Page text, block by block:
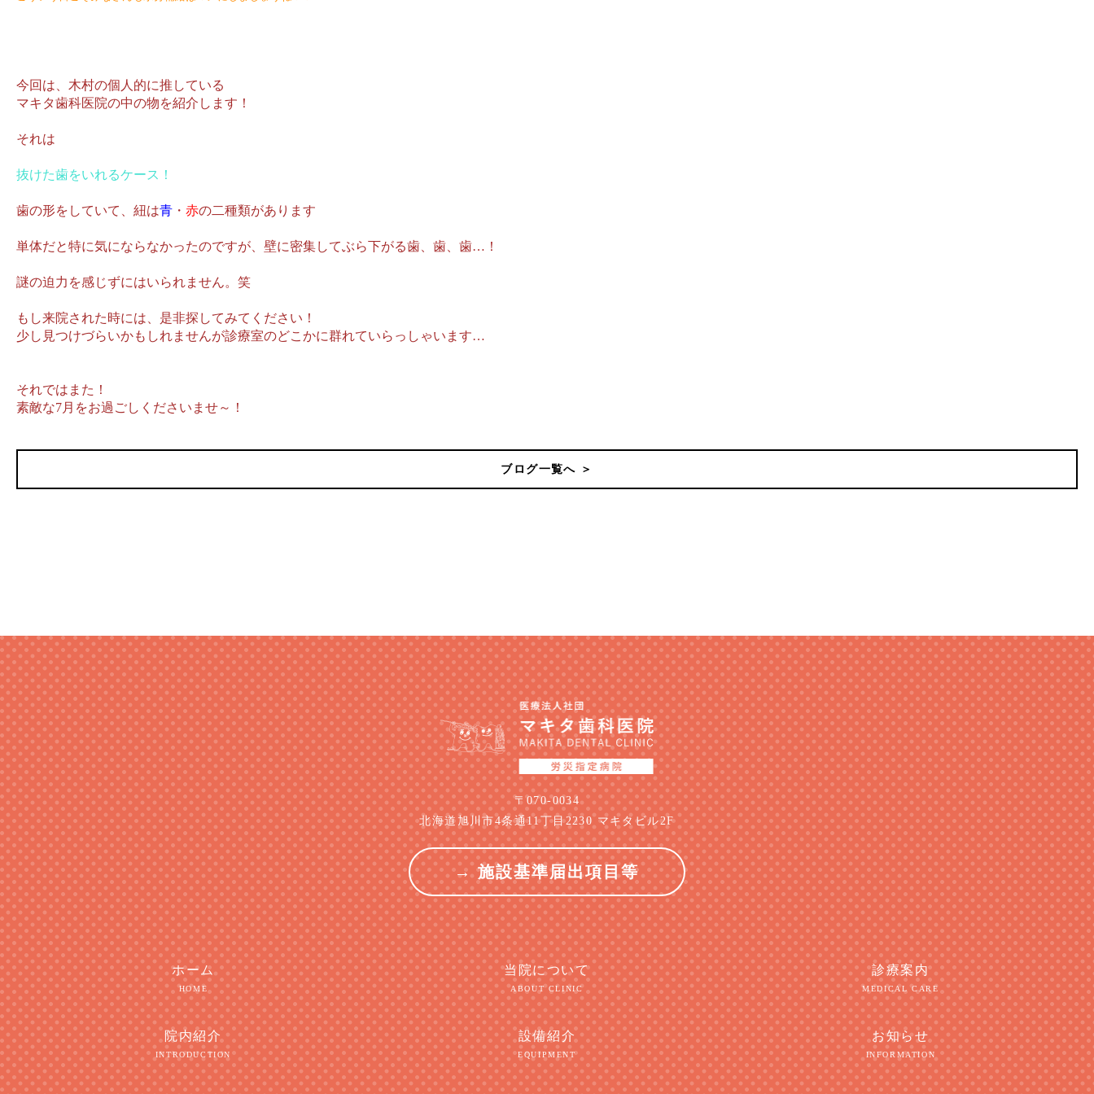
今回は、木村の個人的に推している
マキタ歯科医院の中の物を紹介します！
それは
抜けた歯をいれるケース！
歯の形をしていて、紐は青 ・赤の二種類があります
単体だと特に気にならなかったのですが、壁に密集してぶら下がる歯、歯、歯…！
謎の迫力を感じずにはいられません。笑
もし来院された時には、是非探してみてください！
少し見つけづらいかもしれませんが診療室のどこかに群れていらっしゃいます…
それではまた！
素敵な7月をお過ごしくださいませ～！
ブログ一覧へ ＞
〒070-0034
北海道旭川市4条通11丁目2230 マキタビル2F
→ 施設基準届出項目等
ホーム
HOME
当院について
ABOUT CLINIC
診療案内
MEDICAL CARE
院内紹介
INTRODUCTION
設備紹介
EQUIPMENT
お知らせ
INFORMATION